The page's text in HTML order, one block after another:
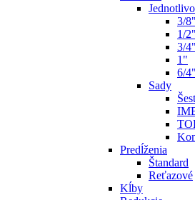
Jednotlivo
3/8"
1/2"
3/4"
1"
6/4"
Sady
Predĺženia
Štandard
Reťazové
Kĺby